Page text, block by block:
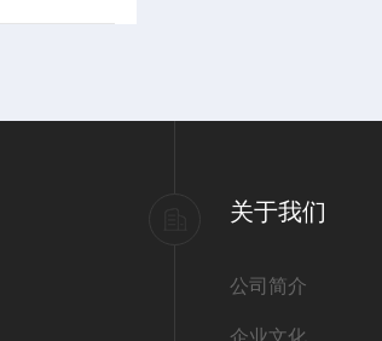
关于我们
公司简介
企业文化